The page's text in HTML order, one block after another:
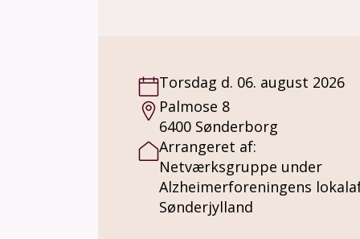
Torsdag d. 06. august 2026
Palmose 8
6400 Sønderborg
Arrangeret af:
Netværksgruppe under
Alzheimerforeningens
Sønderjylland